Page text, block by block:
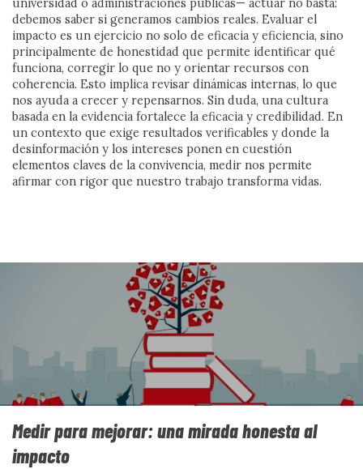
Reflexión sobre los límites del individualismo en
sociedades interdependientes, marcadas por la
desigualdad, la incertidumbre juvenil y el auge del
populismo. El texto defiende la redistribución de la
riqueza y un cambio de valores compartidos para
construir una sociedad más cohesionada, justa y
esperanzadora.
Por Maite Montagut
Ver más
universidad o administraciones públicas— actuar no basta:
debemos saber si generamos cambios reales. Evaluar el
impacto es un ejercicio no solo de eficacia y eficiencia, sino
principalmente de honestidad que permite identificar qué
funciona, corregir lo que no y orientar recursos con
coherencia. Esto implica revisar dinámicas internas, lo que
nos ayuda a crecer y repensarnos. Sin duda, una cultura
basada en la evidencia fortalece la eficacia y credibilidad. En
un contexto que exige resultados verificables y donde la
desinformación y los intereses ponen en cuestión
elementos claves de la convivencia, medir nos permite
afirmar con rigor que nuestro trabajo transforma vidas.
Medir para mejorar: una mirada honesta al
impacto